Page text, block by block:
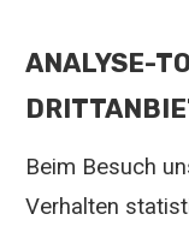
ANALYSE-
Beim Besuch
Verhalten